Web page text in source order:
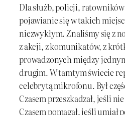
Dla służb, policji,
pojawianie się w takich
niezwykłym. Znaliśmy się z
z akcji, z komunikatów, z
prowadzonych między
drugim. W tamtym świecie
celebrytą mikrofonu. Był
Czasem przeszkadzał, jeśli
Czasem pomagał, jeśli